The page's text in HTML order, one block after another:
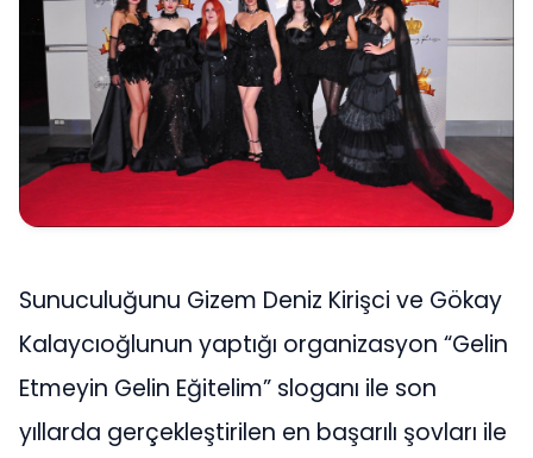
Sunuculuğunu Gizem Deniz Kirişci ve Gökay
Kalaycıoğlunun yaptığı organizasyon “Gelin
Etmeyin Gelin Eğitelim” sloganı ile son
yıllarda gerçekleştirilen en başarılı şovları ile